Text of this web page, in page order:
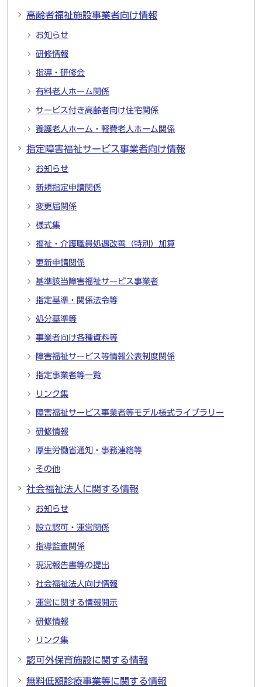
高齢者福祉施設事業者向け情報
お知らせ
研修情報
指導・研修会
有料老人ホーム関係
サービス付き高齢者向け住宅関係
養護老人ホーム・軽費老人ホーム関係
指定障害福祉サービス事業者向け情報
お知らせ
新規指定申請関係
変更届関係
様式集
福祉・介護職員処遇改善（特別）加算
更新申請関係
基準該当障害福祉サービス事業者
指定基準・関係法令等
処分基準等
事業者向け各種資料等
障害福祉サービス等情報公表制度関係
指定事業者等一覧
リンク集
障害福祉サービス事業者等モデル様式ライブラリー
研修情報
厚生労働省通知・事務連絡等
その他
社会福祉法人に関する情報
お知らせ
設立認可・運営関係
指導監査関係
現況報告書等の提出
社会福祉法人向け情報
運営に関する情報開示
研修情報
リンク集
認可外保育施設に関する情報
無料低額診療事業等に関する情報